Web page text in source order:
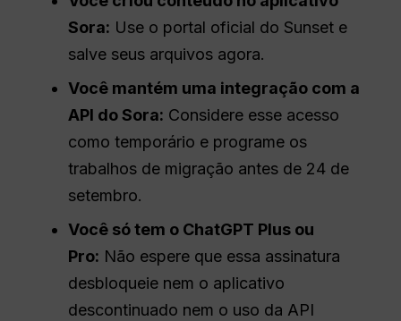
Sora: Use o portal oficial do Sunset e
salve seus arquivos agora.
Você mantém uma integração com a
API do Sora: Considere esse acesso
como temporário e programe os
trabalhos de migração antes de 24 de
setembro.
Você só tem o ChatGPT Plus ou
Pro: Não espere que essa assinatura
desbloqueie nem o aplicativo
descontinuado nem o uso da API